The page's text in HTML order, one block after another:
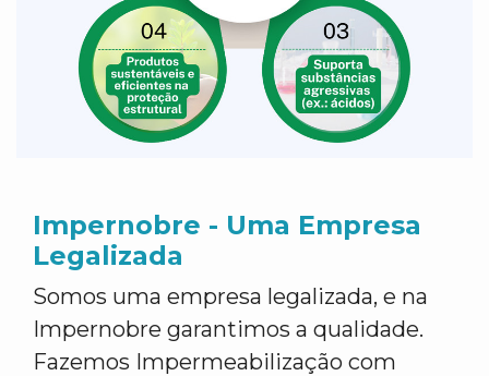
Impernobre - Uma Empresa
Legalizada
Somos uma empresa legalizada, e na
Impernobre garantimos a qualidade.
Fazemos Impermeabilização com